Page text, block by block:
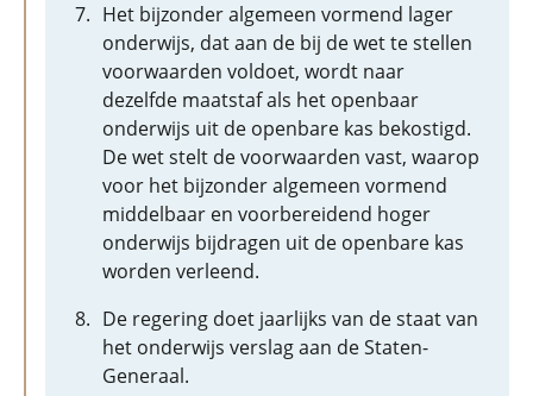
Het bijzonder algemeen vormend lager
onderwijs, dat aan de bij de wet te stellen
voorwaarden voldoet, wordt naar
dezelfde maatstaf als het openbaar
onderwijs uit de openbare kas bekostigd.
De wet stelt de voorwaarden vast, waarop
voor het bijzonder algemeen vormend
middelbaar en voorbereidend hoger
onderwijs bijdragen uit de openbare kas
worden verleend.
De regering doet jaarlijks van de staat van
het onderwijs verslag aan de Staten-
Generaal.